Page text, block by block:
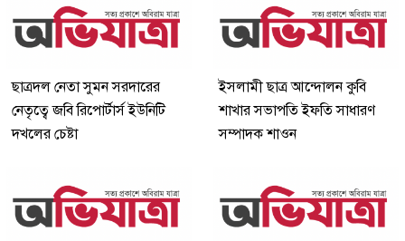
ছাত্রদল নেতা সুমন সরদারের
নেতৃত্বে জবি রিপোর্টার্স ইউনিটি
দখলের চেষ্টা
ইসলামী ছাত্র আন্দোলন কুবি
শাখার সভাপতি ইফতি সাধারণ
সম্পাদক শাওন